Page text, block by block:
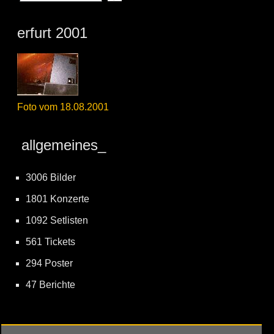
erfurt 2001
Foto vom 18.08.2001
allgemeines_
3006 Bilder
1801 Konzerte
1092 Setlisten
561 Tickets
294 Poster
47 Berichte